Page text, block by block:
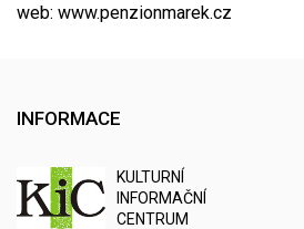
web: www.penzionmarek.cz
INFORMACE
KULTURNÍ
NFORMAČNÍ
CENTRUM